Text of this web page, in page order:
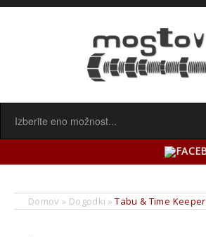
Domov » Dogodki »Tabu & Time Keeper